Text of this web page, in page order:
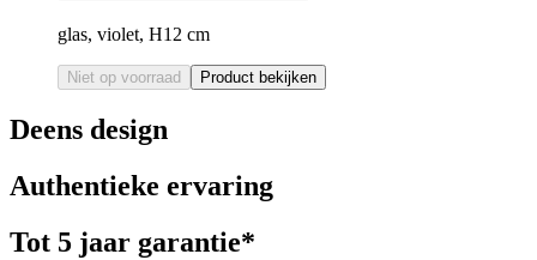
glas, violet, H12 cm
Niet op voorraad Product bekijken
Deens design
Authentieke ervaring
Tot 5 jaar garantie*